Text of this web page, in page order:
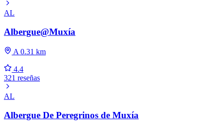
AL
Albergue@Muxía
A 0.31 km
4.4
321 reseñas
AL
Albergue De Peregrinos de Muxía